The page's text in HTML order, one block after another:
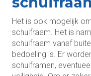
Het is ook mogelijk
schuifraam. Het is
schuifraam vanaf
bedoeling is. Er
schuiframen,